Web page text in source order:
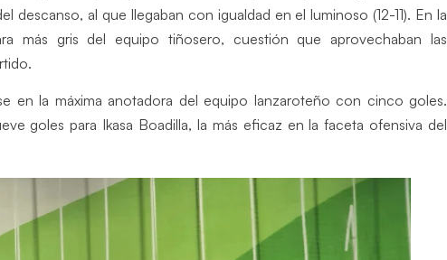
descanso, al que llegaban con igualdad en el luminoso (12-11). En la
más gris del equipo tiñosero, cuestión que aprovechaban las
en la máxima anotadora del equipo lanzaroteño con cinco goles.
goles para Ikasa Boadilla, la más eficaz en la faceta ofensiva del